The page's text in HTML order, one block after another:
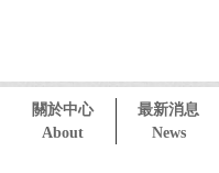
關於中心
About
最新消息
News